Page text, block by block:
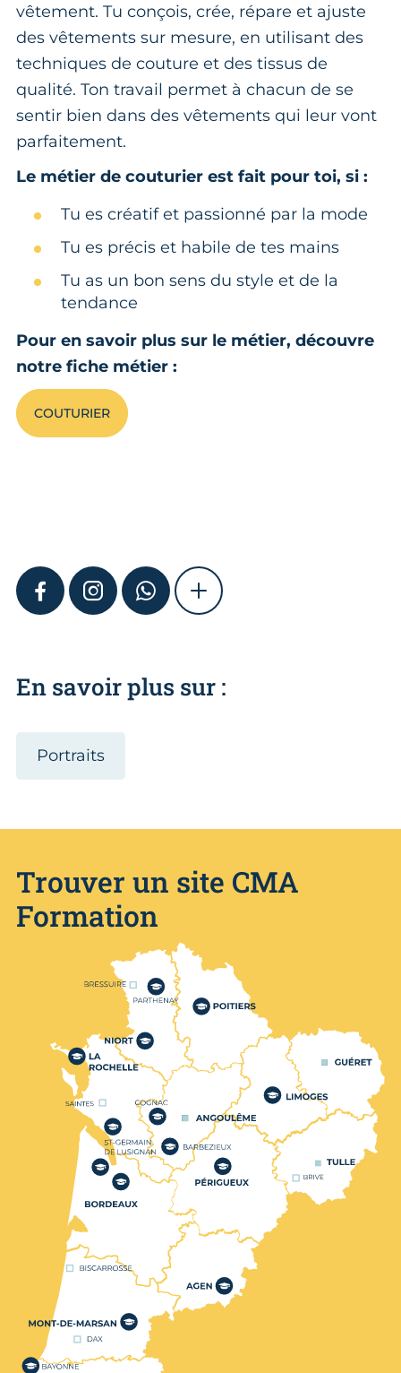
vêtement. Tu conçois, crée, répare et ajuste
des vêtements sur mesure, en utilisant des
techniques de couture et des tissus de
qualité. Ton travail permet à chacun de se
sentir bien dans des vêtements qui leur vont
parfaitement.
Le métier de couturier est fait pour toi, si :
Tu es créatif et passionné par la mode
Tu es précis et habile de tes mains
Tu as un bon sens du style et de la
tendance
Pour en savoir plus sur le métier, découvre
notre fiche métier :
COUTURIER
FACEBOOKINSTAGRAMWHATSAPPSHOW MORE
En savoir plus sur :
Portraits
Trouver un site CMA
Formation
Nos centres de formation